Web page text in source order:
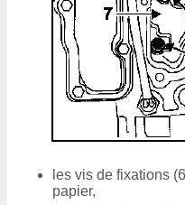
les vis de fixations
papier,